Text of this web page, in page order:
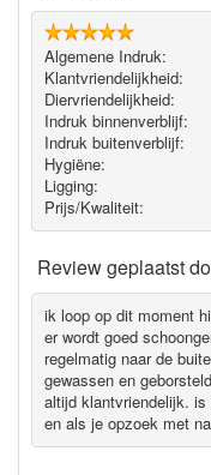
Algemene Indruk:
Klantvriendelijkheid:
Diervriendelijkheid:
Indruk binnenverblijf:
Indruk buitenverblijf:
Hygiëne‎:
Ligging:
Prijs/Kwaliteit:
Review geplaatst
ik loop op dit moment
er wordt goed
regelmatig naar de
gewassen en
altijd klantvriendelijk. is
en als je opzoek met